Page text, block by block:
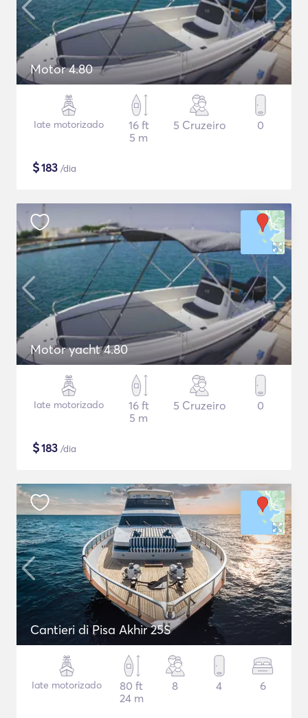
Motor 4.80
Iate motorizado
16 ft
5 m
5 Cruzeiro 0
$183 /dia
Motor yacht 4.80
Iate motorizado
16 ft
5 m
5 Cruzeiro 0
$183 /dia
Cantieri di Pisa Akhir 25S
Iate motorizado
80 ft
24 m
8 4 6